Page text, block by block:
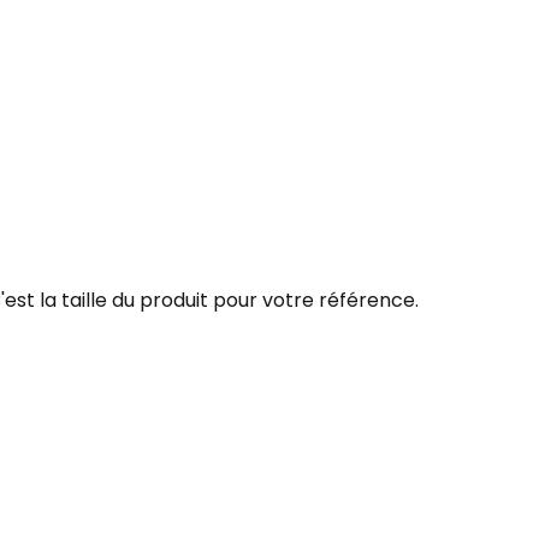
la taille du produit pour votre référence.